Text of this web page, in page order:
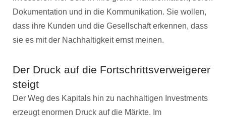
Dokumentation und in die Kommunikation. Sie wollen,
dass ihre Kunden und die Gesellschaft erkennen, dass
sie es mit der Nachhaltigkeit ernst meinen.
Der Druck auf die Fortschrittsverweigerer
steigt
Der Weg des Kapitals hin zu nachhaltigen Investments
erzeugt enormen Druck auf die Märkte. Im